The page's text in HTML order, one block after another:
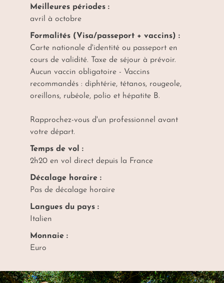
Meilleures périodes :
avril à octobre
Formalités (Visa/passeport + vaccins) :
Carte nationale d'identité ou passeport en
cours de validité. Taxe de séjour à prévoir.
Aucun vaccin obligatoire - Vaccins
recommandés : diphtérie, tétanos, rougeole,
oreillons, rubéole, polio et hépatite B.
Rapprochez-vous d'un professionnel avant
votre départ.
Temps de vol :
2h20 en vol direct depuis la France
Décalage horaire :
Pas de décalage horaire
Langues du pays :
Italien
Monnaie :
Euro